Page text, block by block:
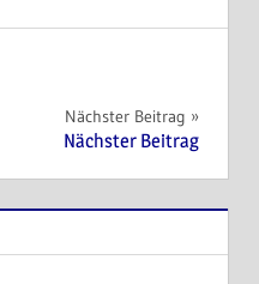
Nächster Beitrag
Nächster Beitrag